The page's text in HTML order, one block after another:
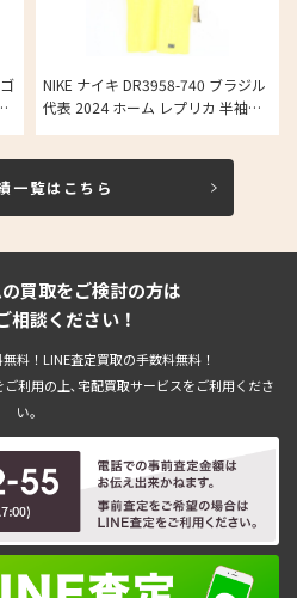
NIKE ナイキ DR3958-740 ブラジル
代表 2024 ホーム レプリカ 半袖ユ
一覧はこちら
買取をご検討の方は
相談ください！
料！LINE査定買取の手数料無料！
利用の上､宅配買取サービスをご利用くださ
い。